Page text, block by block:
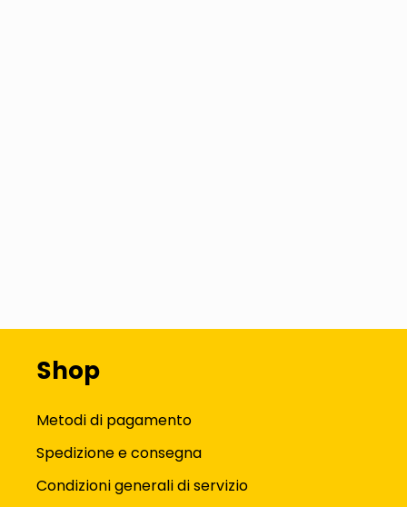
Shop
Metodi di pagamento
Spedizione e consegna
Condizioni generali di servizio